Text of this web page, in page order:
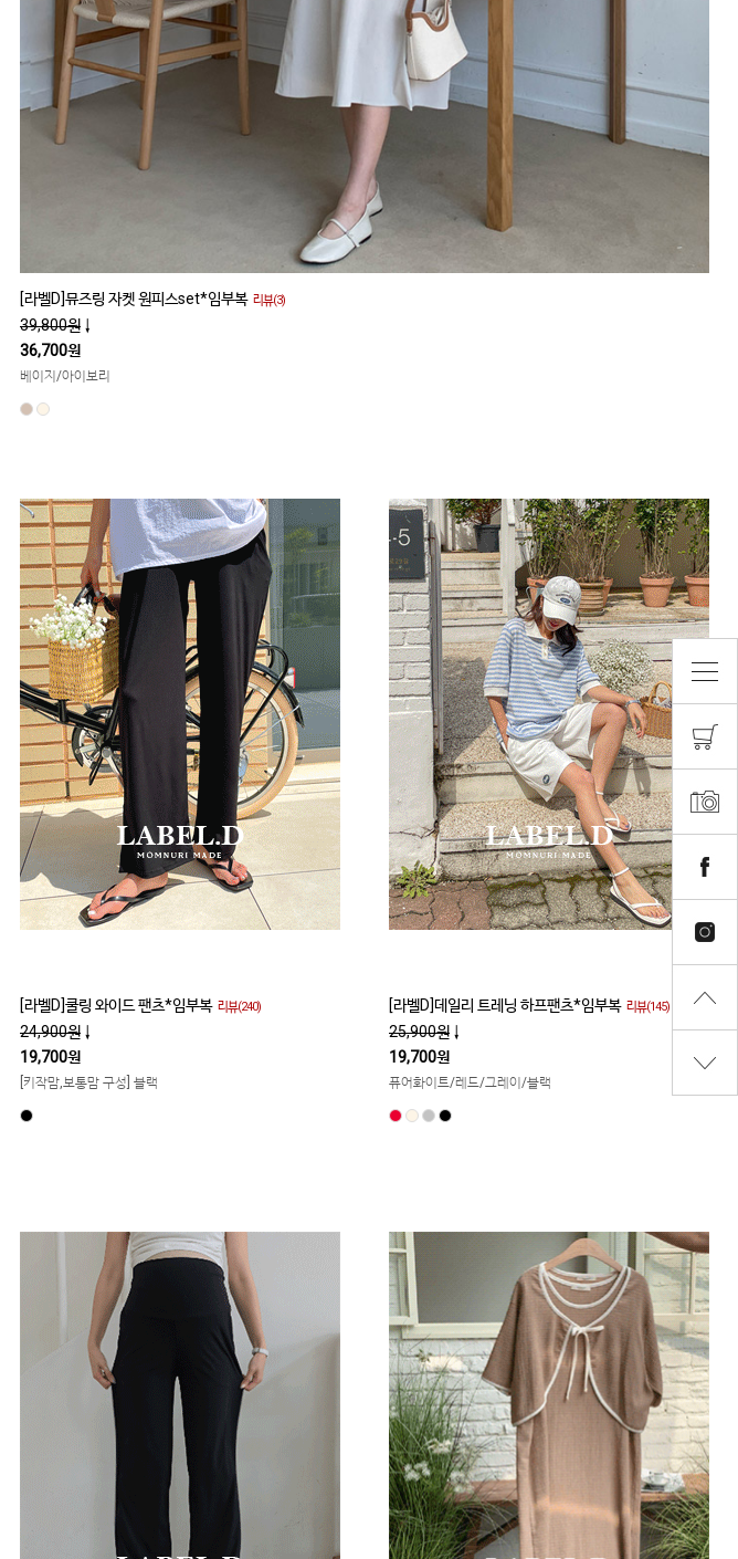
[라벨D]뮤즈링 자켓 원피스set*임부복 리뷰(3)
39,800원 ↓
36,700원
베이지/아이보리
[라벨D]쿨링 와이드 팬츠*임부복 리뷰(240)
24,900원 ↓
19,700원
[키작맘,보통맘 구성] 블랙
[라벨D]데일리 트레닝 하프팬츠*임부복 리뷰(145)
25,900원 ↓
19,700원
퓨어화이트/레드/그레이/블랙